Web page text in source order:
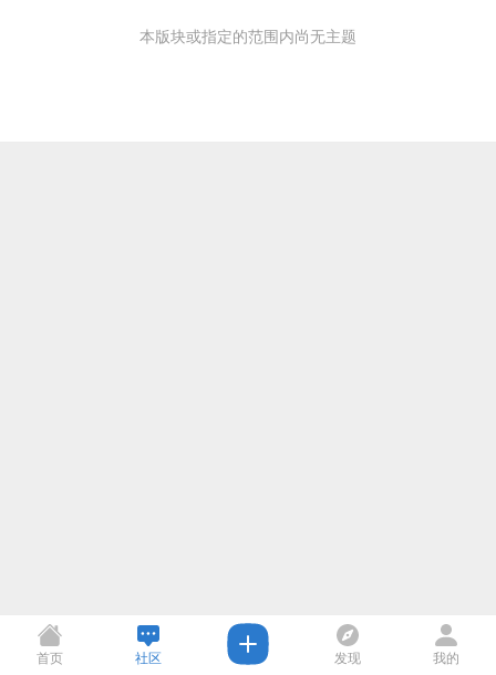
本版块或指定的范围内尚无主题
首页 社区 发现 我的